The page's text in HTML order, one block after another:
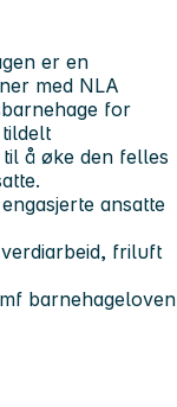
er en
med NLA
for
å øke den felles
ansatte
verdiarbeid, friluft
barnehageloven